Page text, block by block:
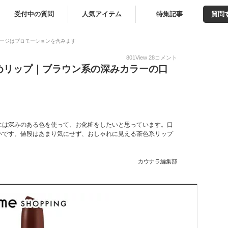
受付中の質問 人気アイテム 特集記事 質問
ジはプロモーションを含みます
801View 28コメント
ップ｜ブラウン系の深みカラーの口
深みのある色を使って、お化粧をしたいと思っています。口
す。値段はあまり気にせず、おしゃれに見える茶色系リップ
カウナラ編集部